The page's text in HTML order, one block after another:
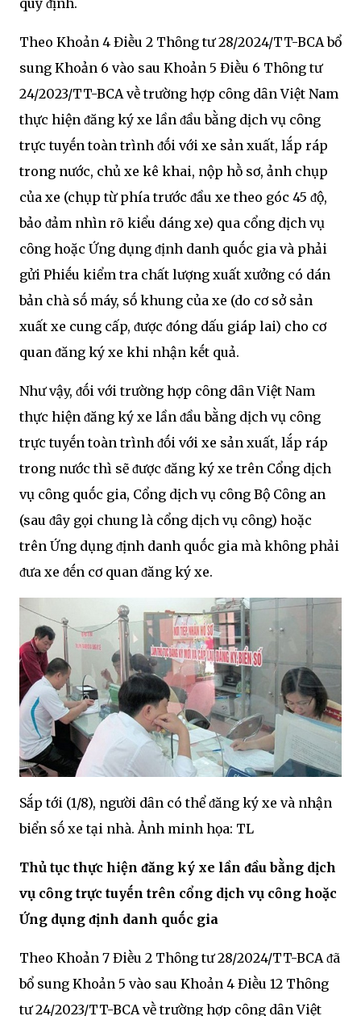
quy ᵭịnh.
Theo Khoản 4 Điḕu 2 Thȏng tư 28/2024/TT-BCA bổ
sung Khoản 6 vào sau Khoản 5 Điḕu 6 Thȏng tư
24/2023/TT-BCA vḕ trường hợp cȏng dȃn Việt Nam
thực hiện ᵭăng ký xe lần ᵭầu bằng dịch vụ cȏng
trực tuyḗn toàn trình ᵭṓi với xe sản xuất, lắp ráp
trong nước, chủ xe kê khai, nộp hṑ sơ, ảnh chụp
của xe (chụp từ phía trước ᵭầu xe theo góc 45 ᵭộ,
bảo ᵭảm nhìn rõ kiểu dáng xe) qua cổng dịch vụ
cȏng hoặc Ứng dụng ᵭịnh danh quṓc gia và phải
gửi Phiḗu kiểm tra chất lượng xuất xưởng có dán
bản chà sṓ máy, sṓ khung của xe (do cơ sở sản
xuất xe cung cấp, ᵭược ᵭóng dấu giáp lai) cho cơ
quan ᵭăng ký xe khi nhận kḗt quả.
Như vậy, ᵭṓi với trường hợp cȏng dȃn Việt Nam
thực hiện ᵭăng ký xe lần ᵭầu bằng dịch vụ cȏng
trực tuyḗn toàn trình ᵭṓi với xe sản xuất, lắp ráp
trong nước thì sẽ ᵭược ᵭăng ký xe trên Cổng dịch
vụ cȏng quṓc gia, Cổng dịch vụ cȏng Bộ Cȏng an
(sau ᵭȃy gọi chung là cổng dịch vụ cȏng) hoặc
trên Ứng dụng ᵭịnh danh quṓc gia mà khȏng phải
ᵭưa xe ᵭḗn cơ quan ᵭăng ký xe.
Sắp tới (1/8), người dȃn có thể ᵭăng ký xe và nhận
biển sṓ xe tại nhà. Ảnh minh họa: TL
Thủ tục thực hiện ᵭăng ký xe lần ᵭầu bằng dịch
vụ cȏng trực tuyḗn trên cổng dịch vụ cȏng hoặc
Ứng dụng ᵭịnh danh quṓc gia
Theo Khoản 7 Điḕu 2 Thȏng tư 28/2024/TT-BCA ᵭã
bổ sung Khoản 5 vào sau Khoản 4 Điḕu 12 Thȏng
tư 24/2023/TT-BCA vḕ trường hợp cȏng dȃn Việt